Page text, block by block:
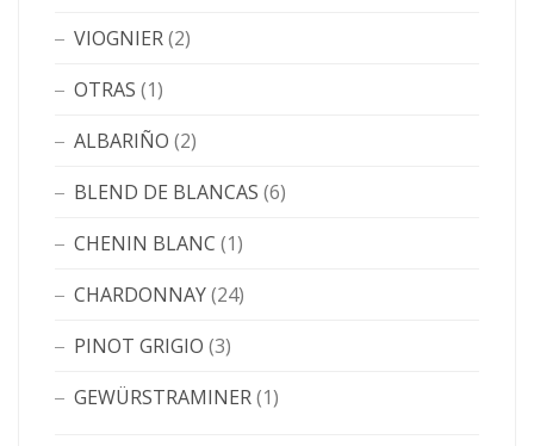
VIOGNIER(2)
OTRAS (1)
ALBARIÑO (2)
BLEND DE BLANCAS (6)
CHENIN BLANC (1)
CHARDONNAY(24)
PINOT GRIGIO (3)
GEWÜRSTRAMINER(1)